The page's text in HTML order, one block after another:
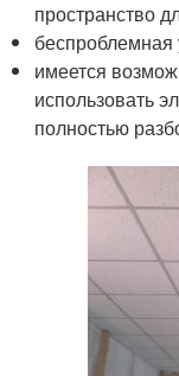
пространство
беспроблемная
имеется
использовать
полностью